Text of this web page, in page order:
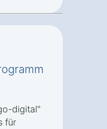
digital"
für